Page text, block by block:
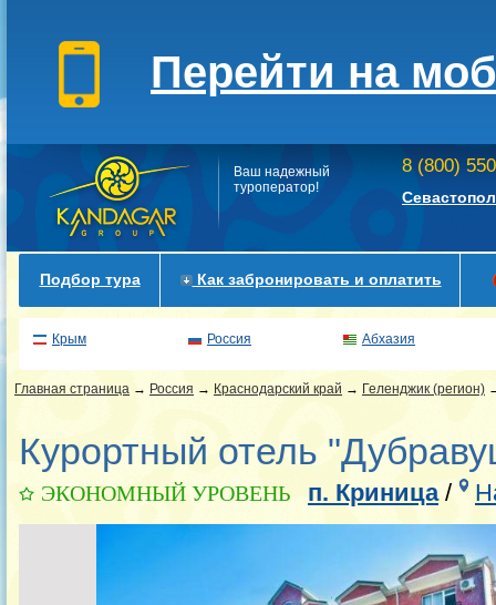
Перейти на
Ваш надежный
туроператор!
8 (800)
Подбор тура Как забронировать и оплатить
Крым Россия Абхазия
Главная страница → Россия → Краснодарский край → Геленджик (регион)
Курортный отель
ЭКОНОМНЫЙ УРОВЕНЬ п. Криница/